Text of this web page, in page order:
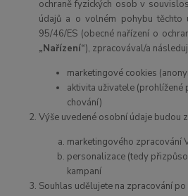
ochraně fyzických osob v
údajů a o volném pohybu těchto
95/46/ES (obecné nařízení o
„Nařízení“), zpracovával/a
marketingové cookies
aktivita uživatele (prohlížené
chování)
Výše uvedené osobní údaje budou
marketingového zpracování
personalizace (tedy
kampaní
Souhlas udělujete na zpracování